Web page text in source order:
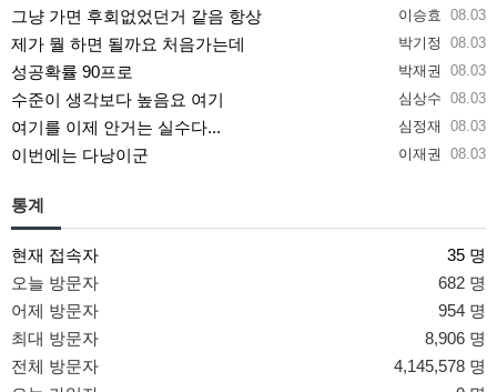
이승효 08.03
그냥 가면 후회없었던거 같음 항상
박기정 08.03
제가 뭘 하면 될까요 처음가는데
박재권 08.03
성공확률 90프로
심상수 08.03
수준이 생각보다 높음요 여기
심정재 08.03
여기를 이제 안거는 실수다...
이재권 08.03
이번에는 다낭이군
통계
현재 접속자
35 명
오늘 방문자
682 명
어제 방문자
954 명
최대 방문자
8,906 명
전체 방문자
4,145,578 명